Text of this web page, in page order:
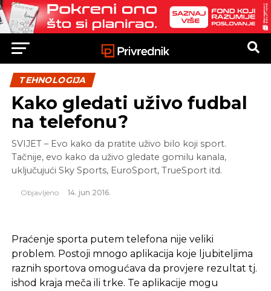
TEHNOLOGIJA
Kako gledati uživo fudbal
na telefonu?
SVIJET – Evo kako da pratite uživo bilo koji sport.
Tačnije, evo kako da uživo gledate gomilu kanala,
uključujući Sky Sports, EuroSport, TrueSport itd.
Objavljeno 14. jun 2016.
Praćenje sporta putem telefona nije veliki
problem. Postoji mnogo aplikacija koje ljubiteljima
raznih sportova omogućava da provjere rezultat tj.
ishod kraja meča ili trke. Te aplikacije mogu